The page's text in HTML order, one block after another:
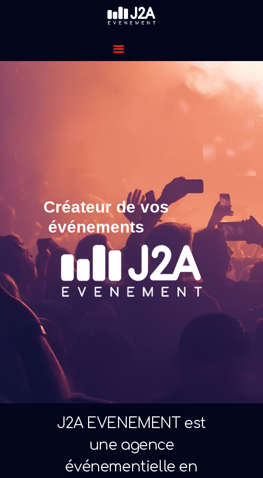
J2A EVENEMENT
CRÉATEUR DE VOS ÉVÉNEMENTS
Créateur de vos
événements
J2A EVENEMENT est
une agence
événementielle en